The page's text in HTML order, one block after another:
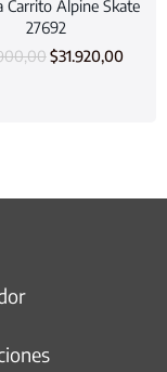
Carrito Alpine Skate
27692
$31.920,00